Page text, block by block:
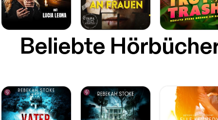
Beliebte